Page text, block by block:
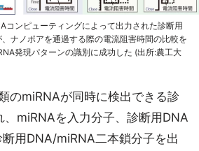
コンピューティングによって出力された診断用
ナノポアを通過する際の電流阻害時間の比較を
発現パターンの識別に成功した (出所:農工大
のmiRNAが同時に検出できる診
miRNAを入力分子、診断用DNA
用DNA/miRNA二本鎖分子を出